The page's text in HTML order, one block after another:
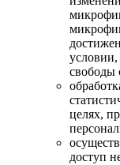
свободы
целях,
доступ